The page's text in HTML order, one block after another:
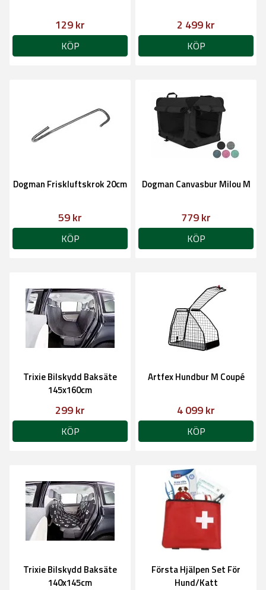
129 kr
KÖP
2 499 kr
KÖP
Dogman Friskluftskrok 20cm
59 kr
KÖP
Dogman Canvasbur Milou M
779 kr
KÖP
Trixie Bilskydd Baksäte
145x160cm
299 kr
KÖP
Artfex Hundbur M Coupé
4 099 kr
KÖP
Trixie Bilskydd Baksäte
140x145cm
Första Hjälpen Set För
Hund/Katt